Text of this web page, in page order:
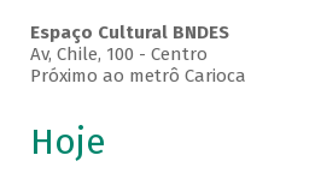
Espaço Cultural BNDES
Av, Chile, 100 - Centro
Próximo ao metrô Carioca
Hoje